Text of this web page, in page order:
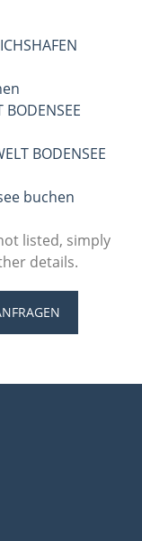
BODENSEE
buchen
listed, simply
details.